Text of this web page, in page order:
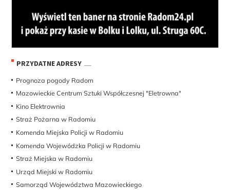
PRZYDATNE ADRESY
Prognoza pogody Radom
Mazowieckie Centrum Sztuki Współczesnej "Eletrowna"
Kino Elektrownia
Straż Pożarna w Radomiu
Komenda Miejska Policji w Radomiu
Komenda Wojewódzka Policji w Radomiu
Straż Miejska w Radomiu
Urząd Miejski w Radomiu
Samorząd Województwa Mazowieckiego